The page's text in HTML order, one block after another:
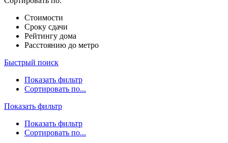
Стоимости
Сроку сдачи
Рейтингу дома
Расстоянию до метро
Быстрый поиск
Показать фильтр
Сортировать по...
Показать фильтр
Показать фильтр
Сортировать по...